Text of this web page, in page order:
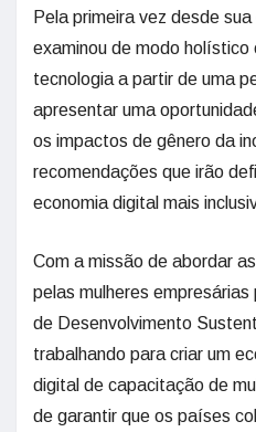
Pela primeira vez desde
examinou de modo
tecnologia a partir de uma
apresentar uma
os impactos de gênero da
recomendações que irão
economia digital mais
Com a missão de abordar
pelas mulheres
de Desenvolvimento
trabalhando para criar um
digital de capacitação de
de garantir que os países